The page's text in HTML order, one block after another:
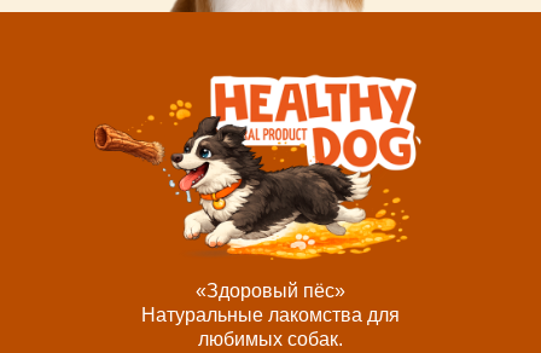
«‎Здоровый пёс»
Натуральные лакомства для
любимых собак.